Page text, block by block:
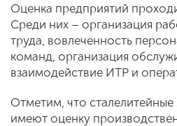
Оценка предприятий
Среди них – организация
труда, вовлеченность
команд, организация
взаимодействие ИТР и
Отметим, что
имеют оценку